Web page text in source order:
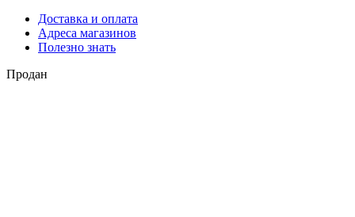
Доставка и оплата
Адреса магазинов
Полезно знать
Продан